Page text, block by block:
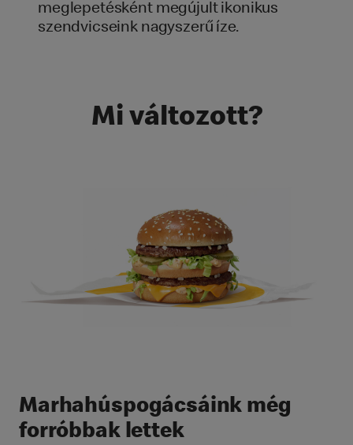
meglepetésként megújult ikonikus
szendvicseink nagyszerű íze.
Mi változott?
Marhahúspogácsáink még
forróbbak lettek